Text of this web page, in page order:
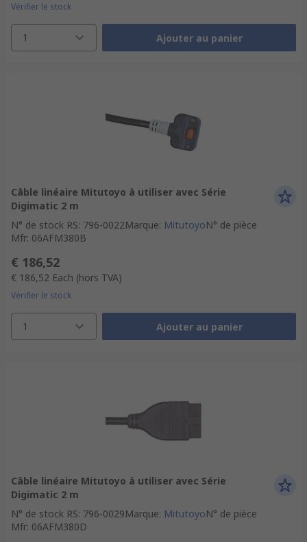
Vérifier le stock
1 Ajouter au panier
Câble linéaire Mitutoyo à utiliser avec Série
Digimatic 2 m
N° de stock RS: 796-0022Marque: MitutoyoN° de pièce
Mfr: 06AFM380B
€ 186,52
€ 186,52 Each (hors TVA)
Vérifier le stock
1 Ajouter au panier
Câble linéaire Mitutoyo à utiliser avec Série
Digimatic 2 m
N° de stock RS: 796-0029Marque: MitutoyoN° de pièce
Mfr: 06AFM380D